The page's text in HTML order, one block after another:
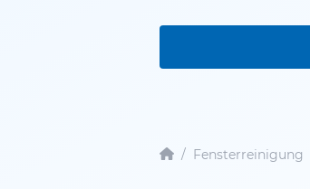
/ Fensterreinigung